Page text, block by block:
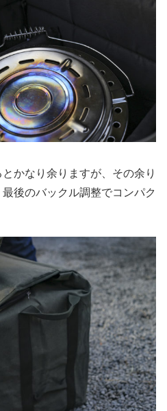
かなり余りますが、その余り
後のバックル調整でコンパク